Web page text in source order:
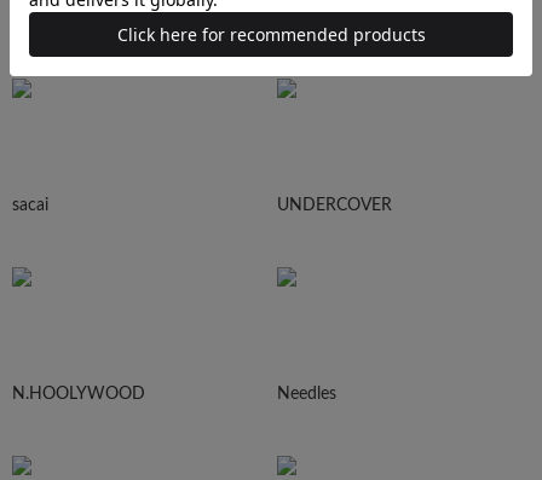
AURALEE Maison MIHARA YASUHIRO
sacai UNDERCOVER
N.HOOLYWOOD Needles